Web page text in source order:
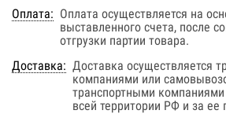
Оплата: Оплата осуществляется на
выставленного счета, после
отгрузки партии товара.
Доставка: Доставка осуществляется
компаниями или
транспортными
всей территории РФ и за ее